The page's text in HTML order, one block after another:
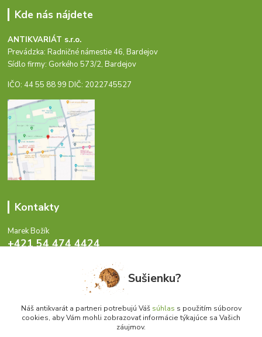
Kde nás nájdete
ANTIKVARIÁT s.r.o.
Prevádzka: Radničné námestie 46, Bardejov
Sídlo firmy: Gorkého 573/2, Bardejov
IČO: 44 55 88 99 DIČ: 2022745527
Kontakty
Marek Božík
+421 54 474 4424
info@antikvariat.sk Sušienku?
Náš antikvarát a partneri potrebujú Váš súhlas s použitím súborov
cookies, aby Vám mohli zobrazovať informácie týkajúce sa Vašich
záujmov.